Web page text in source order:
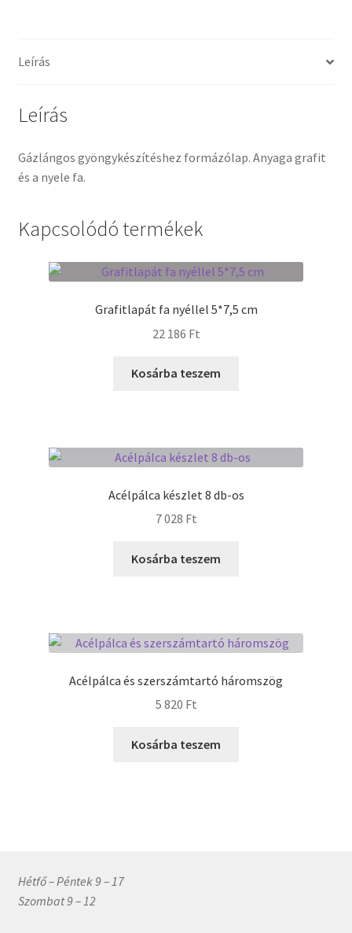
Hírek
Pénztár
Rólunk
Termékek
Leírás
Leírás
Gázlángos gyöngykészítéshez formázólap. Anyaga grafit
és a nyele fa.
Kapcsolódó termékek
Grafitlapát fa nyéllel 5*7,5 cm
22 186 Ft
Kosárba teszem
Acélpálca készlet 8 db-os
7 028 Ft
Kosárba teszem
Acélpálca és szerszámtartó háromszög
5 820 Ft
Kosárba teszem
Hétfő – Péntek 9 – 17
Szombat 9 – 12